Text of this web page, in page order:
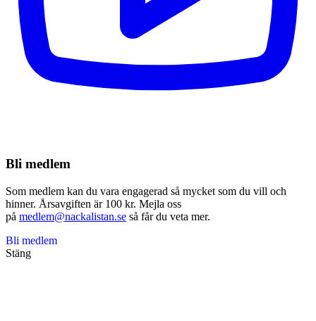
Bli medlem
Som medlem kan du vara engagerad så mycket som du vill och
hinner. Årsavgiften är 100 kr. Mejla oss
på medlem@nackalistan.se så får du veta mer.
Bli medlem
Stäng